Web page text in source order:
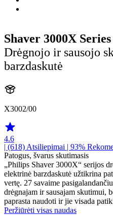
Shaver 3000X Series
Drėgnojo ir sausojo
barzdaskutė
X3002/00
4.6
| (618) Atsiliepimai | 93%
Patogus, švarus skutimasis
„Philips Shaver 3000X“ serijos
elektrinė barzdaskutė užtikrina
vertę. 27 savaime
drėgnajam ir sausajam skutimui,
paprasta naudoti ir jie visada
Peržiūrėti visas naudas